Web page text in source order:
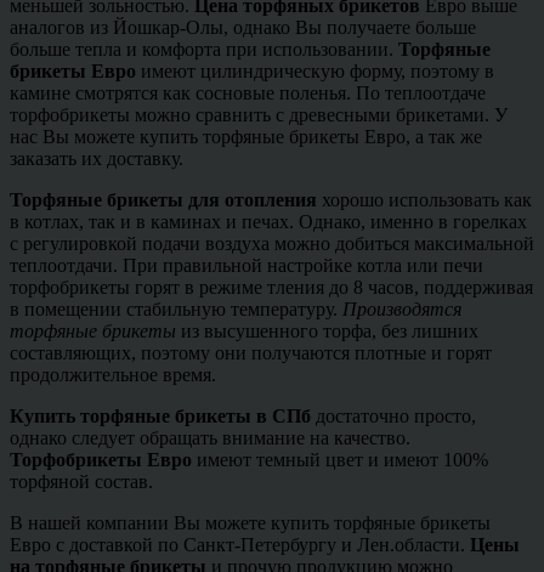
меньшей зольностью. Цена торфяных брикетов Евро выше
аналогов из Йошкар-Олы, однако Вы получаете больше
больше тепла и комфорта при использовании. Торфяные
брикеты Евро имеют цилиндрическую форму, поэтому в
камине смотрятся как сосновые поленья. По теплоотдаче
торфобрикеты можно сравнить с древесными брикетами. У
нас Вы можете купить торфяные брикеты Евро, а так же
заказать их доставку.
Торфяные брикеты для отопления хорошо использовать как
в котлах, так и в каминах и печах. Однако, именно в горелках
с регулировкой подачи воздуха можно добиться максимальной
теплоотдачи. При правильной настройке котла или печи
торфобрикеты горят в режиме тления до 8 часов, поддерживая
в помещении стабильную температуру. Производятся
торфяные брикеты из высушенного торфа, без лишних
составляющих, поэтому они получаются плотные и горят
продолжительное время.
Купить торфяные брикеты в СПб достаточно просто,
однако следует обращать внимание на качество.
Торфобрикеты Евро имеют темный цвет и имеют 100%
торфяной состав.
В нашей компании Вы можете купить торфяные брикеты
Евро с доставкой по Санкт-Петербургу и Лен.области. Цены
на торфяные брикеты и прочую продукцию можно